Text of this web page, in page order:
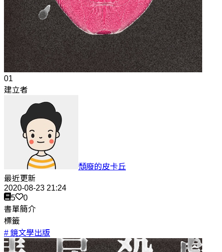
01
建立者
頹廢的皮卡丘
最近更新
2020-08-23 21:24
5
0
書單簡介
標籤
# 鏡文學出版